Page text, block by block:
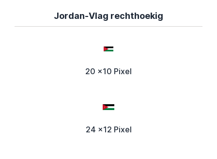
Jordan-Vlag rechthoekig
20 x10 Pixel
24 x12 Pixel